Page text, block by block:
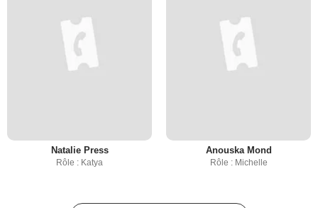
Natalie Press
Rôle : Katya
Anouska Mond
Rôle : Michelle